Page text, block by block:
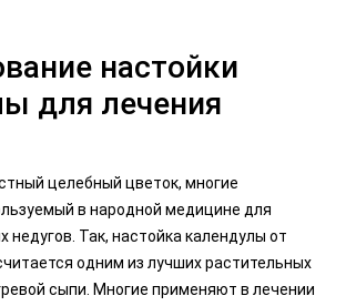
настойки
для лечения
целебный цветок, многие
в народной медицине для
недугов. Так, настойка календулы от
одним из лучших растительных
сыпи. Многие применяют в лечении